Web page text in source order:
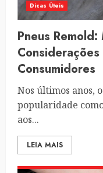
Dicas Úteis
Pneus
Consumidores
Nos últimos anos,
popularidade
aos...
LEIA MAIS